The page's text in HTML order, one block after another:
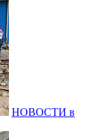
НОВОСТИ в